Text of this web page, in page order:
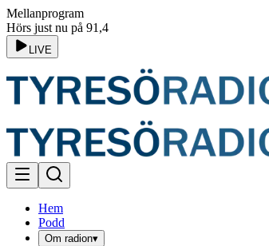
Mellanprogram
Hörs just nu på 91,4
LIVE
Hem
Podd
Om radion▾